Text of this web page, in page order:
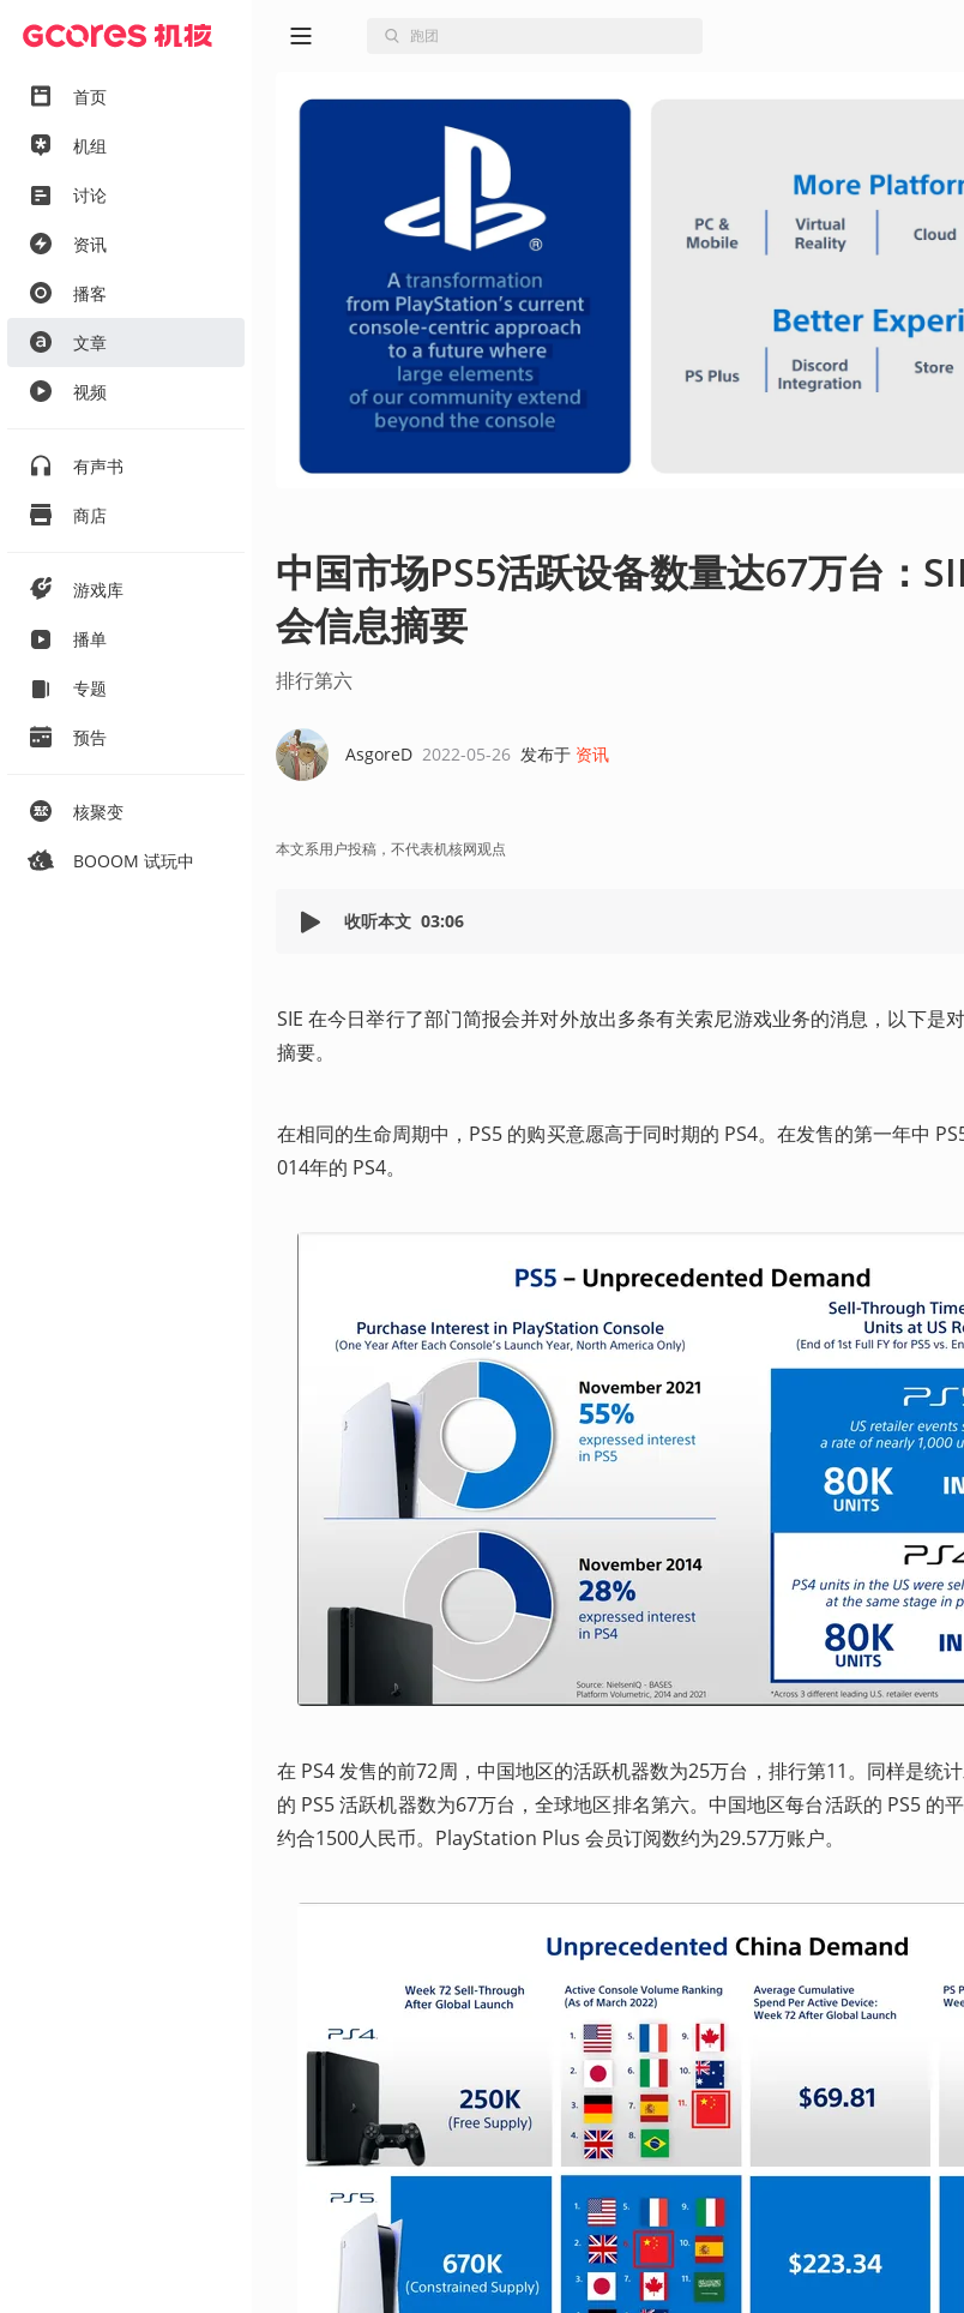
首页
机组
讨论
资讯
播客
文章
视频
有声书
商店
游戏库
播单
专题
预告
核聚变
BOOOM 试玩中
中国市场PS5活跃设备数量达67万台：
会信息摘要
排行第六
AsgoreD 2022-05-26 发布于 资讯
本文系用户投稿，不代表机核网观点
收听本文 03:06
SIE 在今日举行了部门简报会并对外放出多条有关索尼游戏业务的消息，以下是
摘要。
在相同的生命周期中，PS5 的购买意愿高于同时期的 PS4。在发售的第一年中
014年的 PS4。
在 PS4 发售的前72周，中国地区的活跃机器数为25万台，排行第11。同样是统
的 PS5 活跃机器数为67万台，全球地区排名第六。中国地区每台活跃的 PS5 的
约合1500人民币。PlayStation Plus 会员订阅数约为29.57万账户。